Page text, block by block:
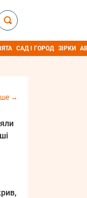
САД І ГОРОД ЗІРКИ